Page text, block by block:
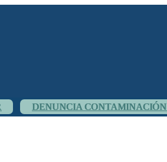
DENUNCIA CONTAMINACIÓN